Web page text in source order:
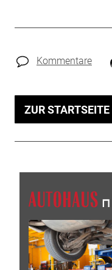
Kommentare
ZUR STARTSEITE